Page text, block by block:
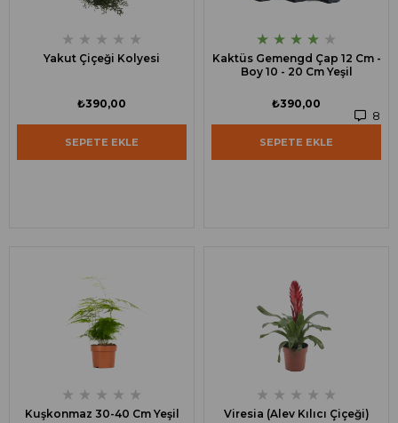
★ ★ ★ ★ ★
Yakut Çiçeği Kolyesi
₺390,00
SEPETE EKLE
★ ★ ★ ★ ★
Kaktüs Gemengd Çap 12 Cm -
Boy 10 - 20 Cm Yeşil
8
₺390,00
SEPETE EKLE
★ ★ ★ ★ ★
Kuşkonmaz 30-40 Cm Yeşil
★ ★ ★ ★ ★
Viresia (Alev Kılıcı Çiçeği)